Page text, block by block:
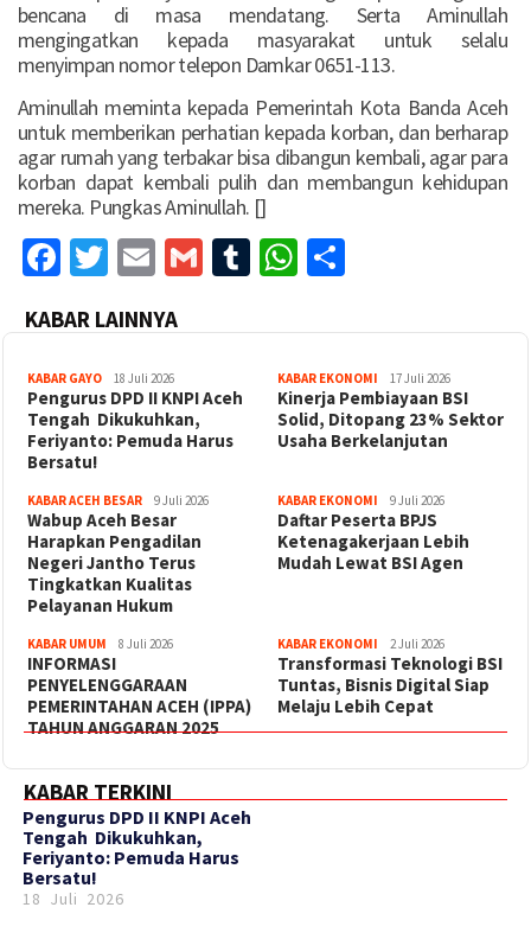
bencana di masa mendatang. Serta Aminullah
mengingatkan kepada masyarakat untuk selalu
menyimpan nomor telepon Damkar 0651-113.
Aminullah meminta kepada Pemerintah Kota Banda Aceh
untuk memberikan perhatian kepada korban, dan berharap
agar rumah yang terbakar bisa dibangun kembali, agar para
korban dapat kembali pulih dan membangun kehidupan
mereka. Pungkas Aminullah. []
Facebook
Twitter
EmailGmailTumblrWhatsApp
KABAR LAINNYA
KABAR GAYO 18 Juli 2026
‎Pengurus DPD II KNPI Aceh
Tengah Dikukuhkan,
Feriyanto: Pemuda Harus
Bersatu!
KABAR EKONOMI 17 Juli 2026
Kinerja Pembiayaan BSI
Solid, Ditopang 23% Sektor
Usaha Berkelanjutan
KABAR ACEH BESAR 9 Juli 2026
Wabup Aceh Besar
Harapkan Pengadilan
Negeri Jantho Terus
Tingkatkan Kualitas
Pelayanan Hukum
KABAR EKONOMI 9 Juli 2026
Daftar Peserta BPJS
Ketenagakerjaan Lebih
Mudah Lewat BSI Agen
KABAR UMUM 8 Juli 2026
INFORMASI
PENYELENGGARAAN
PEMERINTAHAN ACEH (IPPA)
TAHUN ANGGARAN 2025
KABAR EKONOMI 2 Juli 2026
Transformasi Teknologi BSI
Tuntas, Bisnis Digital Siap
Melaju Lebih Cepat
KABAR TERKINI
‎Pengurus DPD II KNPI Aceh
Tengah Dikukuhkan,
Feriyanto: Pemuda Harus
Bersatu!
18 Juli 2026